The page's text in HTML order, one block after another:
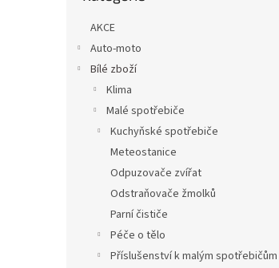
AKCE
Auto-moto
Bílé zboží
Klima
Malé spotřebiče
Kuchyňské spotřebiče
Meteostanice
Odpuzovače zvířat
Odstraňovače žmolků
Parní čističe
Péče o tělo
Příslušenství k malým spotřebičům